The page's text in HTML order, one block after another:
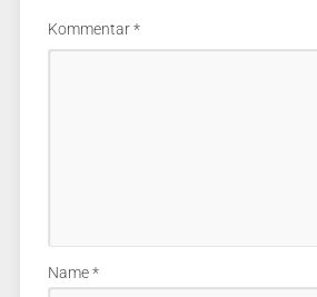
Kommentar*
Name*